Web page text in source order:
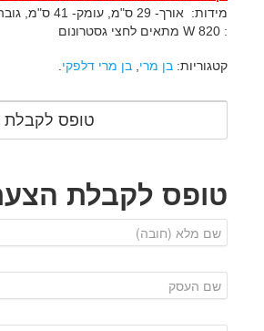
: W 820 מתאים לחצי גסטרונום
קטגוריות: בן מרי בן מרי דלפקי
טופס לקבלת
טופס לקבלת